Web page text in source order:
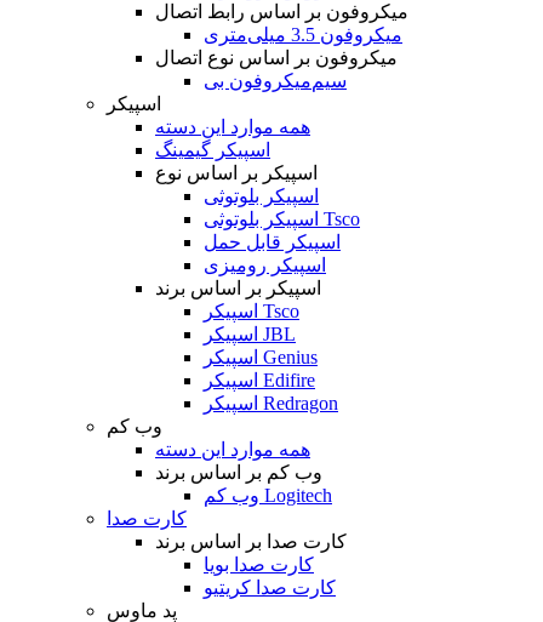
میکروفون بر اساس رابط اتصال
میکروفون 3.5 میلی‌متری
میکروفون بر اساس نوع اتصال
میکروفون بی‌‎سیم
اسپیکر
همه موارد این دسته
اسپیکر گیمینگ
اسپیکر بر اساس نوع
اسپیکر بلوتوثی
اسپیکر بلوتوثی Tsco
اسپیکر قابل حمل
اسپیکر رومیزی
اسپیکر بر اساس برند
اسپیکر Tsco
اسپیکر JBL
اسپیکر Genius
اسپیکر Edifire
اسپیکر Redragon
وب کم
همه موارد این دسته
وب کم بر اساس برند
وب کم Logitech
کارت صدا
کارت صدا بر اساس برند
کارت صدا بویا
کارت صدا کریتیو
پد ماوس